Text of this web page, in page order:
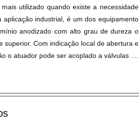
utilizado quando existe a necessidade
industrial, é um dos equipamento
anodizado com alto grau de dureza o
Com indicação local de abertura e
o atuador pode ser acoplado a válvulas ....